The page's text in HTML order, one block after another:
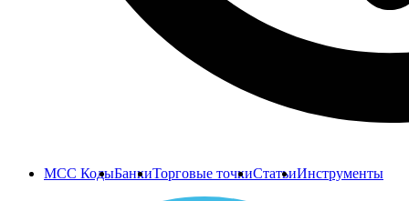
MCC КодыБанкиТорговые точкиСтатьиИнструменты